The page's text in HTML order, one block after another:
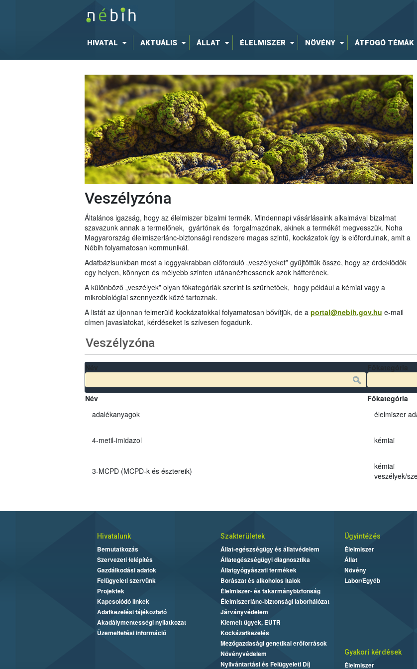
HIVATAL AKTUÁLIS ÁLLAT ÉLELMISZER NÖVÉNY ÁTFOGÓ TÉMÁK
Veszélyzóna
Általános igazság, hogy az élelmiszer bizalmi termék. Mindennapi vásárlásaink alkalmával bizalmat
szavazunk annak a termelőnek, gyártónak és forgalmazónak, akinek a termékét megvesszük. Noha
Magyarország élelmiszerlánc-biztonsági rendszere magas szintű, kockázatok így is előfordulnak, amit a
Nébih folyamatosan kommunikál.
Adatbázisunkban most a leggyakrabban előforduló „veszélyeket” gyűjtöttük össze, hogy az érdeklődők
egy helyen, könnyen és mélyebb szinten utánanézhessenek azok hátterének.
A különböző „veszélyek” olyan főkategóriák szerint is szűrhetőek, hogy például a kémiai vagy a
mikrobiológiai szennyezők közé tartoznak.
A listát az újonnan felmerülő kockázatokkal folyamatosan bővítjük, de a portal@nebih.gov.hu e-mail
címen javaslatokat, kérdéseket is szívesen fogadunk.
Veszélyzóna
Név Főkategória
adalékanyagok
élelmiszer
4-metil-imidazol kémiai
3-MCPD (MCPD-k és észtereik)
kémiai
veszélyek/
Hivatalunk
Bemutatkozás
Szervezeti felépítés
Gazdálkodási adatok
Felügyeleti szervünk
Projektek
Kapcsolódó linkek
Adatkezelési tájékoztató
Akadálymentességi nyilatkozat
Üzemeltetési információ
Szakterületek
Állat-egészségügy és állatvédelem
Állategészségügyi diagnosztika
Állatgyógyászati termékek
Borászat és alkoholos italok
Élelmiszer- és takarmánybiztonság
Élelmiszerlánc-biztonsági laborhálózat
Járványvédelem
Kiemelt ügyek, EUTR
Kockázatkezelés
Mezőgazdasági genetikai erőforrások
Növényvédelem
Nyilvántartási és Felügyeleti Díj
Ügyintézés
Élelmiszer
Állat
Növény
Labor/Egyéb
Gyakori kérdések
Élelmiszer